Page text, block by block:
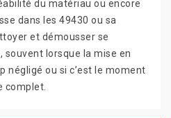
du matériau ou encore
dans les 49430 ou sa
et démousser se
lorsque la mise en
négligé ou si c’est le moment
complet.